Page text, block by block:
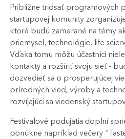
Približne tridsať programových
startupovej komunity
ktoré budú zamerané na témy
priemysel, technológie, life
Vďaka tomu môžu účastníci
kontakty a rozšíriť svoju sieť -
dozvedieť sa o prosperujúcej
prírodných vied, výroby a
rozvíjajúci sa viedenský
Festivalové podujatia doplní
ponúkne napríklad večery